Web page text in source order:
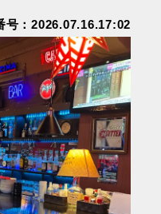
号：2026.07.16.17:02